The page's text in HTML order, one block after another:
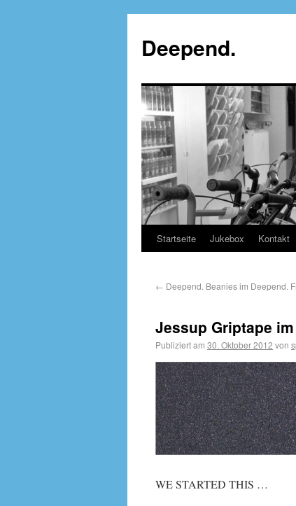
Deepend.
Startseite Jukebox Kontakt
← Deepend. Beanies im Deepend.
Jessup Griptape
Publiziert am 30. Oktober 2012 von
WE STARTED THIS …